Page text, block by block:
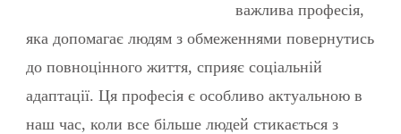
важлива професія,
яка допомагає людям з обмеженнями повернутись
до повноцінного життя, сприяє соціальній
адаптації. Ця професія є особливо актуальною в
наш час, коли все більше людей стикається з